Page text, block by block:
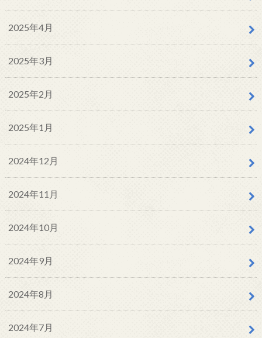
2025年4月
2025年3月
2025年2月
2025年1月
2024年12月
2024年11月
2024年10月
2024年9月
2024年8月
2024年7月